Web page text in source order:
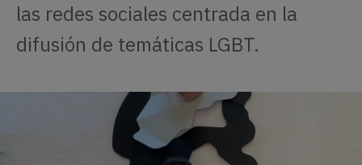
las redes sociales centrada en la
difusión de temáticas LGBT.